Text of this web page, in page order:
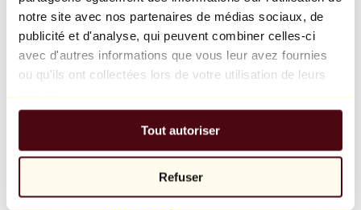
notre site avec nos partenaires de médias sociaux, de
publicité et d'analyse, qui peuvent combiner celles-ci
avec d'autres informations que vous leur avez fournies
ou qu'ils ont collectées lors de votre utilisation de leurs
Tout autoriser
Refuser
Balloon Dog (Orange)
Jeff Koons
10 000 €
Parcourir
Tous les sculpteurs
Tous les photographes